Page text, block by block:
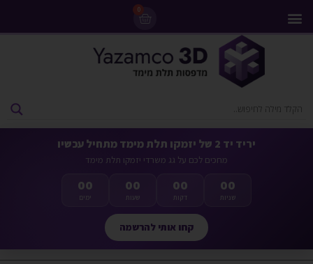
0
יריד יד 2 של יזמקו תלת מימד מתחיל עכשיו
מחכים לכם על גג משרדי יזמקו תלת מימד
00
ימים
00
שעות
00
דקות
00
שניות
קחו אותי להרשמה